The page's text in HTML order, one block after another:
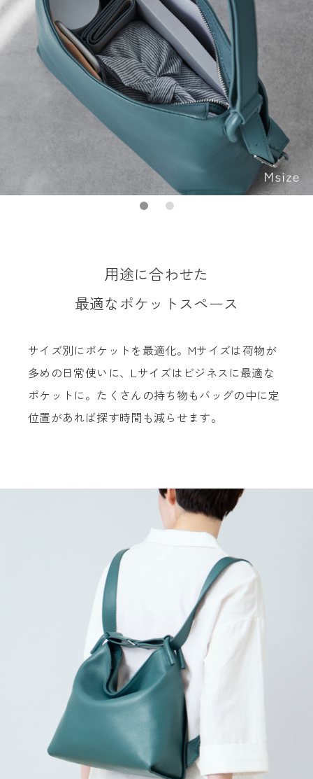
用途に合わせた
最適なポケットスペース
サイズ別にポケットを最適化。Mサイズは荷物が
多めの日常使いに、Lサイズはビジネスに最適な
ポケットに。たくさんの持ち物もバッグの中に定
位置があれば探す時間も減らせます。